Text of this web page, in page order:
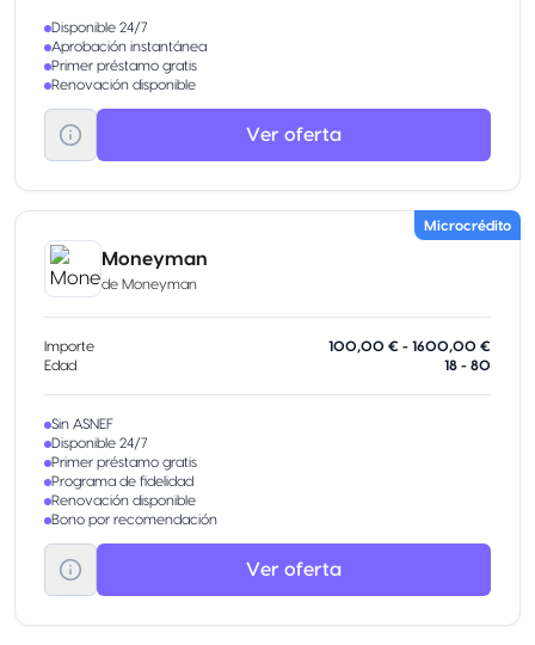
Disponible 24/7
Aprobación instantánea
Primer préstamo gratis
Renovación disponible
Ver oferta
Microcrédito
Moneyman
de Moneyman
Importe
100,00 € - 1600,00 €
Edad
18 - 80
Sin ASNEF
Disponible 24/7
Primer préstamo gratis
Programa de fidelidad
Renovación disponible
Bono por recomendación
Ver oferta